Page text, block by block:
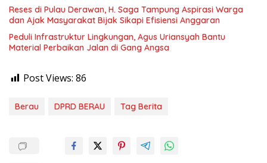
Reses di Pulau Derawan, H. Saga Tampung Aspirasi Warga
dan Ajak Masyarakat Bijak Sikapi Efisiensi Anggaran
Peduli Infrastruktur Lingkungan, Agus Uriansyah Bantu
Material Perbaikan Jalan di Gang Angsa
Post Views: 86
Berau DPRD BERAU Tag Berita